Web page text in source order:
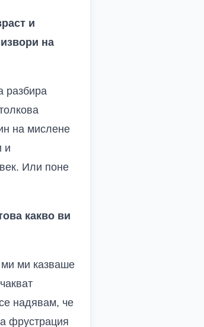
и
на
разбира
на мислене
и
Или поне
какво ви
ми ми казваше
надявам, че
фрустрация